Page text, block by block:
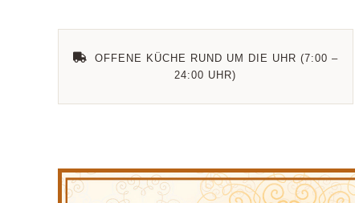
OFFENE KÜCHE RUND UM DIE UHR (7:00 –
24:00 UHR)